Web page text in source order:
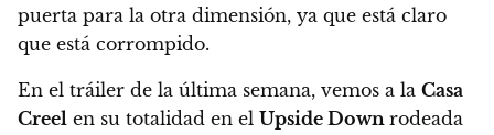
puerta para la otra dimensión, ya que está claro
que está corrompido.
En el tráiler de la última semana, vemos a la Casa
Creel en su totalidad en el Upside Down rodeada